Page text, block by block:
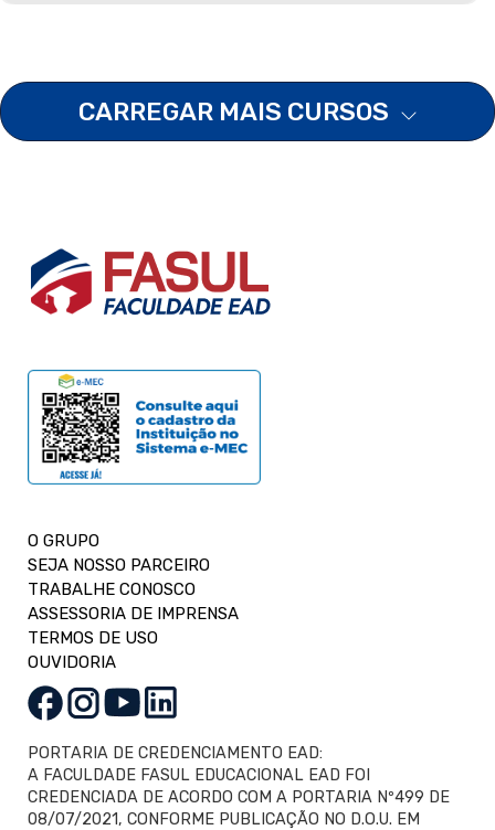
CARREGAR MAIS CURSOS
O GRUPO
SEJA NOSSO PARCEIRO
TRABALHE CONOSCO
ASSESSORIA DE IMPRENSA
TERMOS DE USO
OUVIDORIA
PORTARIA DE CREDENCIAMENTO EAD:
A FACULDADE FASUL EDUCACIONAL EAD FOI
CREDENCIADA DE ACORDO COM A PORTARIA Nº499 DE
08/07/2021, CONFORME PUBLICAÇÃO NO D.O.U. EM